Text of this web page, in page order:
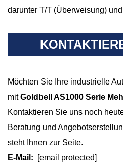
darunter T/T (Überweisung)
Möchten Sie Ihre industrielle
mitGoldbell AS1000 Serie
Kontaktieren Sie uns noch
Beratung und
steht Ihnen zur Seite.
E-Mail:
[email protected]